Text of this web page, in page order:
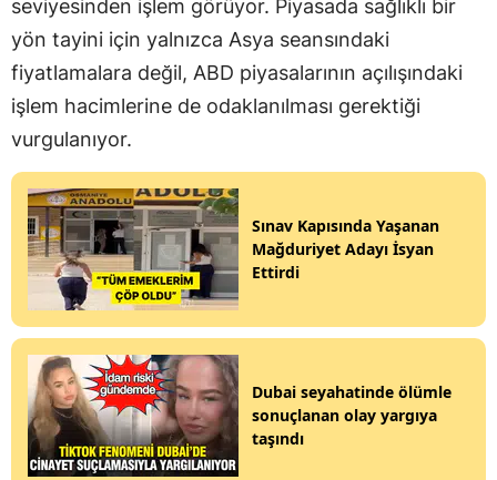
seviyesinden işlem görüyor. Piyasada sağlıklı bir
yön tayini için yalnızca Asya seansındaki
fiyatlamalara değil, ABD piyasalarının açılışındaki
işlem hacimlerine de odaklanılması gerektiği
vurgulanıyor.
Sınav Kapısında Yaşanan
Mağduriyet Adayı İsyan
Ettirdi
Dubai seyahatinde ölümle
sonuçlanan olay yargıya
taşındı